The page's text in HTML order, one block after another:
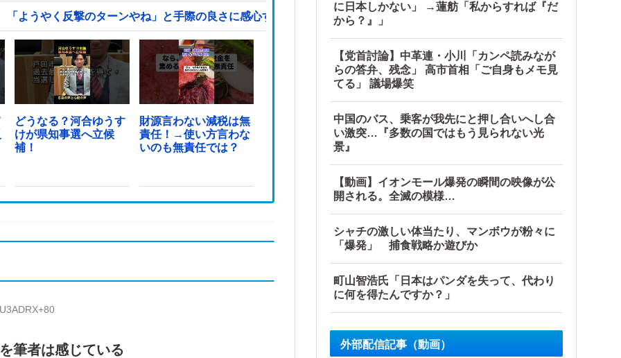
ようやく反撃のターンやね」と手際の良さに感心する人が続出中他
どうなる？河合ゆうす
けが県知事選へ立候
補！
財源言わない減税は無
責任！→使い方言わな
いのも無責任では？
筆者は感じている
に日本しかない」 →蓮舫「私からすれば『だ
から？』」
【党首討論】中革連・小川「カンペ読みなが
らの答弁、残念」 高市首相「ご自身もメモ見
てる」 議場爆笑
中国のバス、乗客が我先にと押し合いへし合
い激突…『多数の国ではもう見られない光
景』
【動画】イオンモール爆発の瞬間の映像が公
開される。全滅の模様…
シャチの激しい体当たり、マンボウが粉々に
「爆発」 捕食戦略か遊びか
町山智浩氏「日本はパンダを失って、代わり
に何を得たんですか？」
外部配信記事（動画）